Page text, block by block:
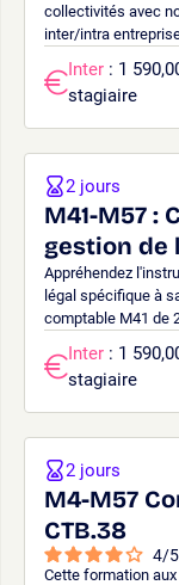
collectivités avec
inter/intra
Inter : 1
stagiaire
M41-M57 :
gestion de
Appréhendez
légal spécifique à
comptable M41 de
2 jours
Inter : 1
stagiaire
M4-M57
CTB.38
4/5
Cette formation
2 jours